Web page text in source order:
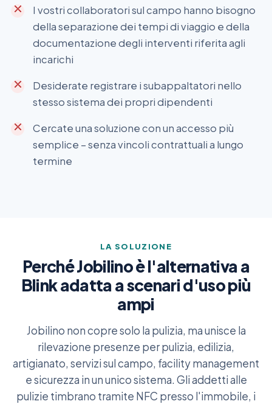
I vostri collaboratori sul campo hanno bisogno
della separazione dei tempi di viaggio e della
documentazione degli interventi riferita agli
incarichi
Desiderate registrare i subappaltatori nello
stesso sistema dei propri dipendenti
Cercate una soluzione con un accesso più
semplice – senza vincoli contrattuali a lungo
termine
LA SOLUZIONE
Perché Jobilino è l'alternativa a
Blink adatta a scenari d'uso più
ampi
Jobilino non copre solo la pulizia, ma unisce la
rilevazione presenze per pulizia, edilizia,
artigianato, servizi sul campo, facility management
e sicurezza in un unico sistema. Gli addetti alle
pulizie timbrano tramite NFC presso l'immobile, i